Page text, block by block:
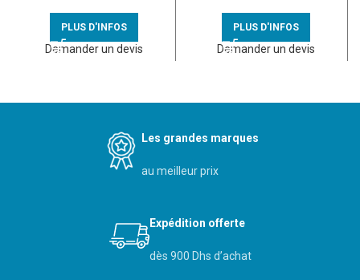
PLUS D'INFOS
Demander un devis
PLUS D'INFOS
Demander un devis
Les grandes marques
au meilleur prix
Expédition offerte
dès 900 Dhs d’achat